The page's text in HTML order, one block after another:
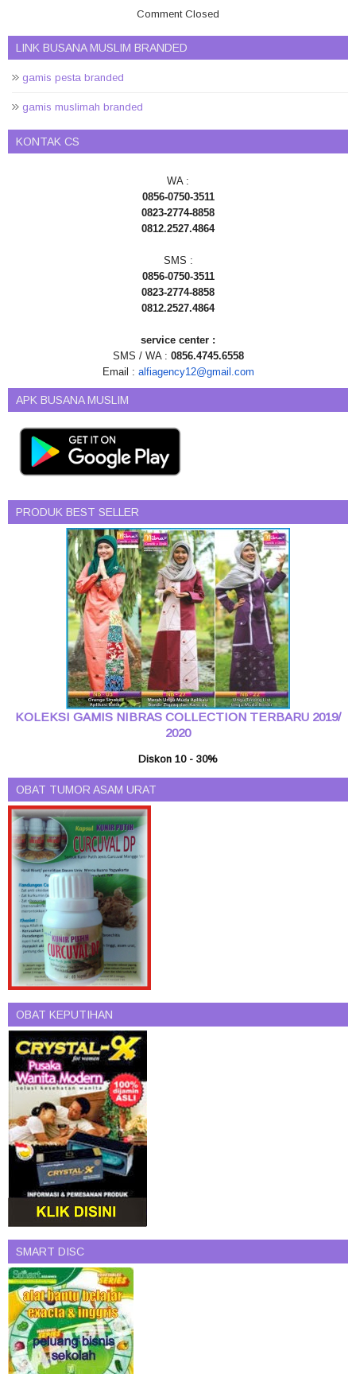
Comment Closed
LINK BUSANA MUSLIM BRANDED
gamis pesta branded
gamis muslimah branded
KONTAK CS
WA :
0856-0750-3511
0823-2774-8858
0812.2527.4864
SMS :
0856-0750-3511
0823-2774-8858
0812.2527.4864
service center :
SMS / WA : 0856.4745.6558
Email : alfiagency12@gmail.com
APK BUSANA MUSLIM
PRODUK BEST SELLER
KOLEKSI GAMIS NIBRAS COLLECTION TERBARU 2019/
2020
Diskon 10 - 30%
OBAT TUMOR ASAM URAT
OBAT KEPUTIHAN
SMART DISC